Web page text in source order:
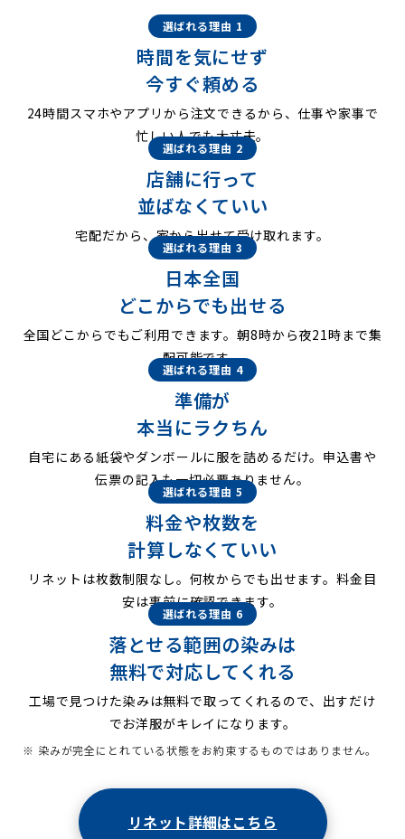
選ばれる理由 1
時間を気にせず
今すぐ頼める
24時間スマホやアプリから注文できるから、仕事や家事で
忙しい人でも大丈夫。
選ばれる理由 2
店舗に行って
並ばなくていい
宅配だから、家から出せて受け取れます。
選ばれる理由 3
日本全国
どこからでも出せる
全国どこからでもご利用できます。朝8時から夜21時まで集
配可能です。
選ばれる理由 4
準備が
本当にラクちん
自宅にある紙袋やダンボールに服を詰めるだけ。申込書や
伝票の記入も一切必要ありません。
選ばれる理由 5
料金や枚数を
計算しなくていい
リネットは枚数制限なし。何枚からでも出せます。料金目
安は事前に確認できます。
選ばれる理由 6
落とせる範囲の染みは
無料で対応してくれる
工場で見つけた染みは無料で取ってくれるので、出すだけ
でお洋服がキレイになります。
※ 染みが完全にとれている状態をお約束するものではありません。
リネット詳細はこちら